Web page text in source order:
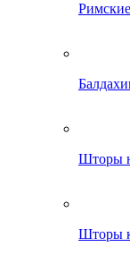
Шторы
Шторы